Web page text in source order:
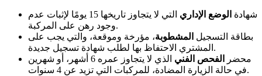
شهادة الوضع الإداري
التي لا يتجاوز تاريخها 15 يومًا لإثبات عدم
وجود رهن على المركبة.
بطاقة التسجيل المشطوبة، مؤرخة وموقعة، والتي يجب على
المشتري الاحتفاظ بها لطلب شهادة تسجيل جديدة.
محضر
الفحص الفني
الذي لا يتجاوز عمره 6 أشهر، أو شهرين
في حالة الزيارة المضادة، للمركبات التي تزيد عن 4 سنوات.